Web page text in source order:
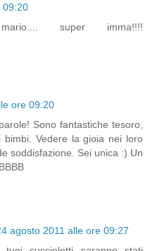
09:20
super imma!!!!
ore 09:20
Sono fantastiche tesoro,
bimbi. Vedere la gioia nei loro
soddisfazione. Sei unica :) Un
agosto 2011 alle ore 09:27